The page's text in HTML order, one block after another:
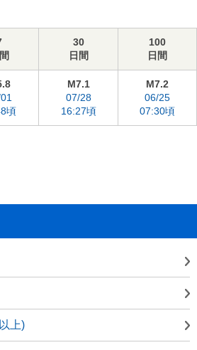
30
日間
100
日間
頃
M7.1
07/28
16:27頃
M7.2
06/25
07:30頃
上)